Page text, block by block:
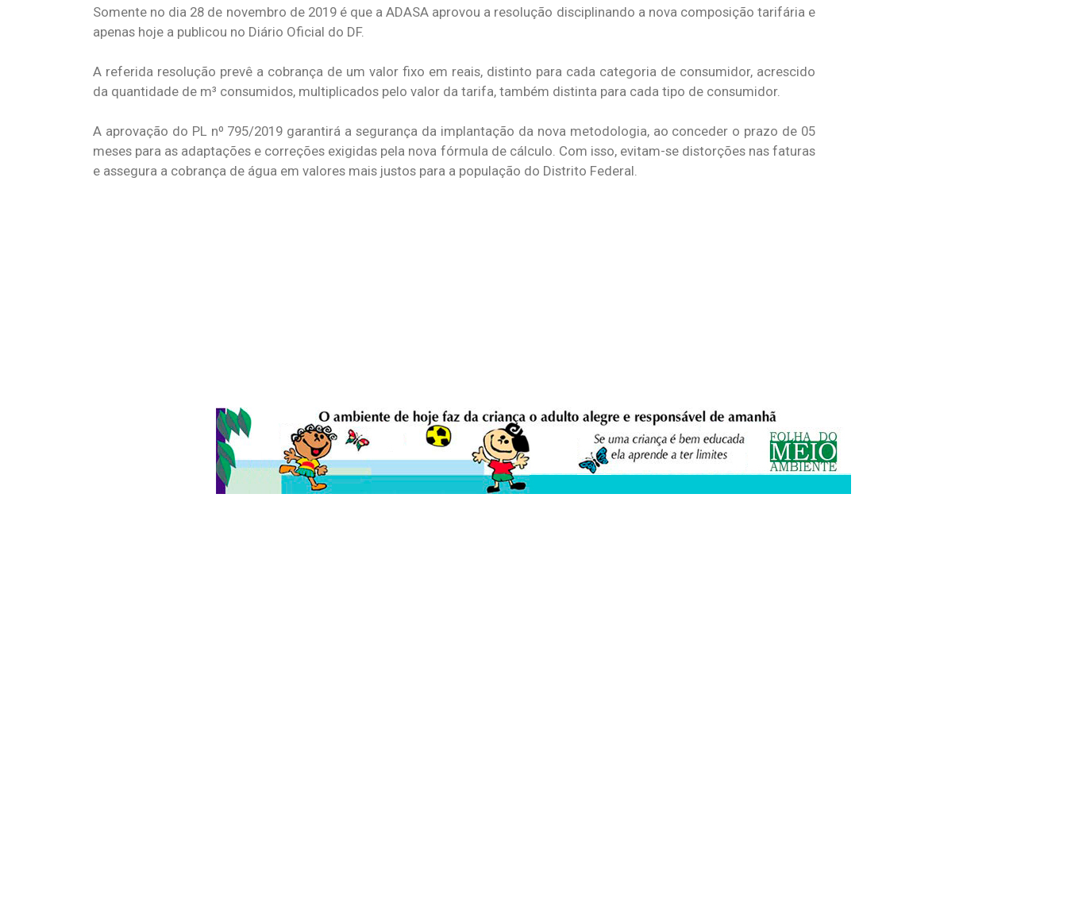
Somente no dia 28 de novembro de 2019 é que a ADASA aprovou a resolução disciplinando a nova composição tarifária e
apenas hoje a publicou no Diário Oficial do DF.
A referida resolução prevê a cobrança de um valor fixo em reais, distinto para cada categoria de consumidor, acrescido
da quantidade de m³ consumidos, multiplicados pelo valor da tarifa, também distinta para cada tipo de consumidor.
A aprovação do PL nº 795/2019 garantirá a segurança da implantação da nova metodologia, ao conceder o prazo de 05
meses para as adaptações e correções exigidas pela nova fórmula de cálculo. Com isso, evitam-se distorções nas faturas
e assegura a cobrança de água em valores mais justos para a população do Distrito Federal.